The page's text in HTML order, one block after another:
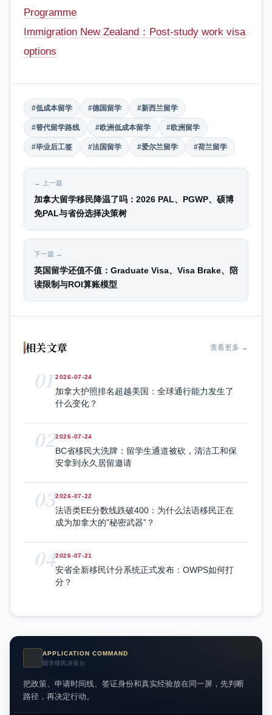
Programme
Immigration New Zealand：Post-study work visa
options
#低成本留学 #德国留学 #新西兰留学
#替代留学路线 #欧洲低成本留学 #欧洲留学
#毕业后工签 #法国留学 #爱尔兰留学 #荷兰留学
← 上一篇
加拿大留学移民降温了吗：2026 PAL、PGWP、硕博
免PAL与省份选择决策树
下一篇 →
英国留学还值不值：Graduate Visa、Visa Brake、陪
读限制与ROI算账模型
相关文章 查看更多 →
01 2026-07-24
加拿大护照排名超越美国：全球通行能力发生了
什么变化？
022026-07-24
BC省移民大洗牌：留学生通道被砍，清洁工和保
安拿到永久居留邀请
032026-07-22
法语类EE分数线跌破400：为什么法语移民正在
成为加拿大的”秘密武器”？
042026-07-21
安省全新移民计分系统正式发布：OWPS如何打
分？
APPLICATION COMMAND
留学移民决策台
把政策、申请时间线、签证身份和真实经验放在同一屏，先判断
路径，再决定行动。